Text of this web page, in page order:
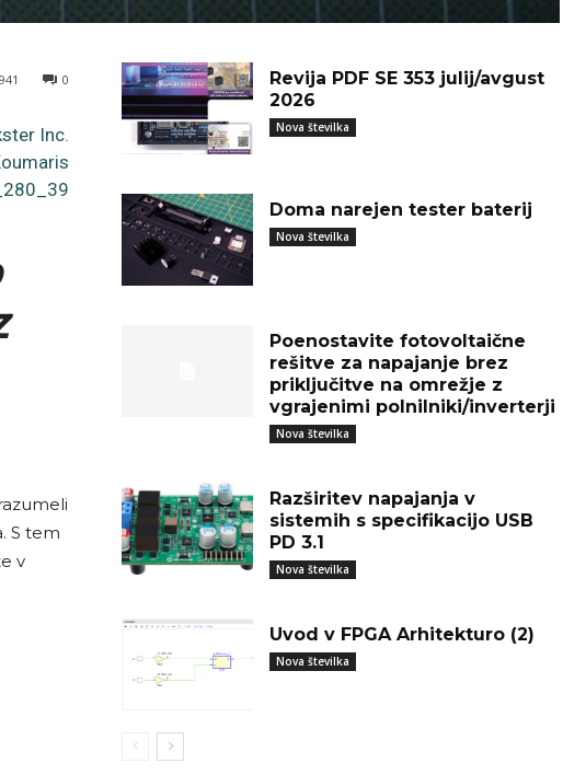
0
Inc.
S tem
v
Revija PDF SE 353 julij/avgust
2026
Nova številka
Doma narejen tester baterij
Nova številka
Poenostavite fotovoltaične
rešitve za napajanje brez
priključitve na omrežje z
vgrajenimi polnilniki/inverterji
Nova številka
Razširitev napajanja v
sistemih s specifikacijo USB
PD 3.1
Nova številka
Uvod v FPGA Arhitekturo (2)
Nova številka